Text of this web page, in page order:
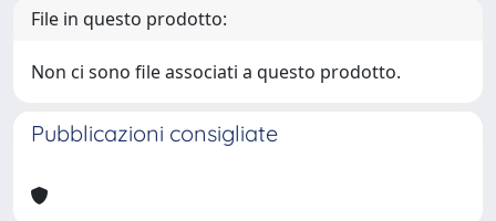
File in questo prodotto:
Non ci sono file associati a questo prodotto.
Pubblicazioni consigliate